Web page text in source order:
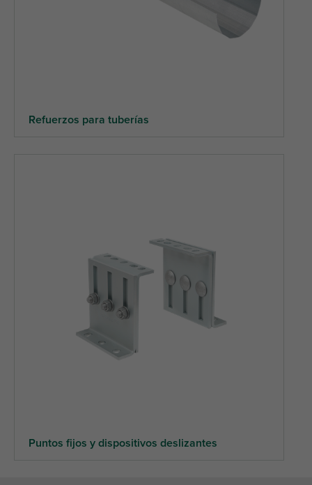
Refuerzos para tuberías
Puntos fijos y dispositivos deslizantes